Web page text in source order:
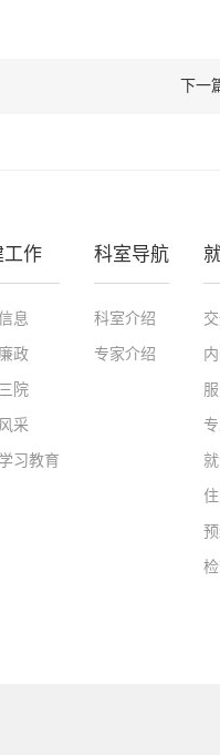
下一
工作
息
政
院
采
习教育
科室导航
科室介绍
专家介绍
就